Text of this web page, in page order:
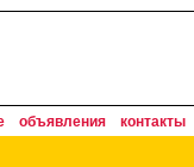
объявления контакты